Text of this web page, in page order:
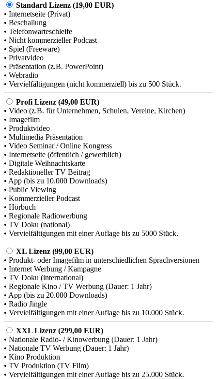
Standard Lizenz (19,00 EUR)
• Internetseite (Privat)
• Beschallung
• Telefonwarteschleife
• Nicht kommerzieller Podcast
• Spiel (Freeware)
• Privatvideo
• Präsentation (z.B. PowerPoint)
• Webradio
• Vervielfältigungen (nicht kommerziell) bis zu 500 Stück.
Profi Lizenz (49,00 EUR)
• Video (z.B. für Unternehmen, Schulen, Vereine, Kirchen)
• Imagefilm
• Produktvideo
• Multimedia Präsentation
• Video Seminar / Online Kongress
• Internetseite (öffentlich / gewerblich)
• Digitale Weihnachtskarte
• Redaktioneller TV Beitrag
• App (bis zu 10.000 Downloads)
• Public Viewing
• Kommerzieller Podcast
• Hörbuch
• Regionale Radiowerbung
• TV Doku (national)
• Vervielfältigungen mit einer Auflage bis zu 5000 Stück.
XL Lizenz (99,00 EUR)
• Produkt- oder Imagefilm in unterschiedlichen Sprachversionen
• Internet Werbung / Kampagne
• TV Doku (international)
• Regionale Kino / TV Werbung (Dauer: 1 Jahr)
• App (bis zu 20.000 Downloads)
• Radio Jingle
• Vervielfältigungen mit einer Auflage bis zu 10.000 Stück.
XXL Lizenz (299,00 EUR)
• Nationale Radio- / Kinowerbung (Dauer: 1 Jahr)
• Nationale TV Werbung (Dauer: 1 Jahr)
• Kino Produktion
• TV Produktion (TV Film)
• Vervielfältigungen mit einer Auflage bis zu 25.000 Stück.